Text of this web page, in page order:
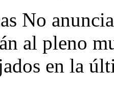
No
al pleno
en la